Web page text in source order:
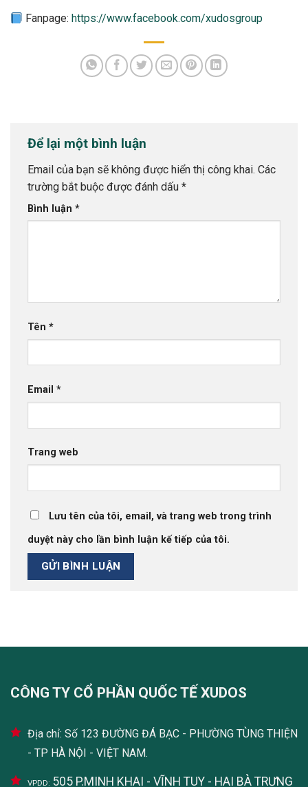
Fanpage:https://www.facebook.com/xudosgroup
Để lại một bình luận
Email của bạn sẽ không được hiển thị công khai. Các
trường bắt buộc được đánh dấu *
Bình luận *
Tên *
Email *
Trang web
Lưu tên của tôi, email, và trang web trong trình
duyệt này cho lần bình luận kế tiếp của tôi.
CÔNG TY CỔ PHẦN QUỐC TẾ XUDOS
Địa chỉ: Số 123 ĐƯỜNG ĐÁ BẠC - PHƯỜNG TÙNG THIỆN
- TP HÀ NỘI - VIỆT NAM.
VPDD: 505 P.MINH KHAI - VĨNH TUY - HAI BÀ TRƯNG